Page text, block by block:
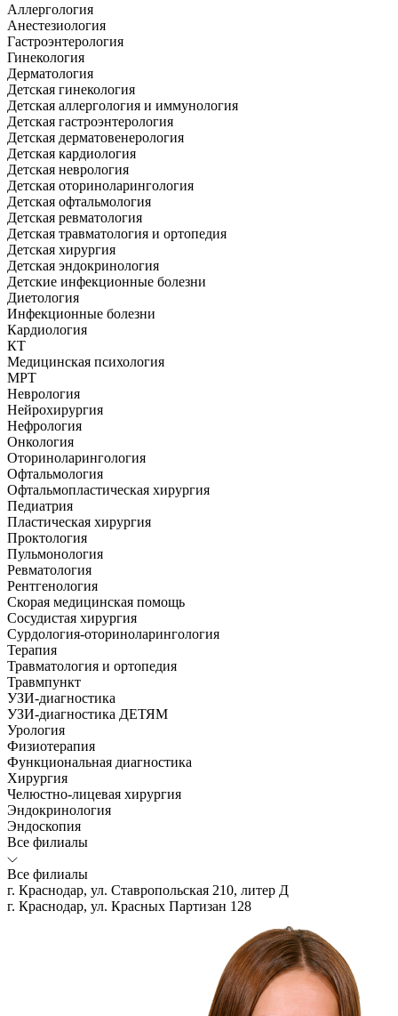
Аллергология
Анестезиология
Гастроэнтерология
Гинекология
Дерматология
Детская гинекология
Детская аллергология и иммунология
Детская гастроэнтерология
Детская дерматовенерология
Детская кардиология
Детская неврология
Детская оториноларингология
Детская офтальмология
Детская ревматология
Детская травматология и ортопедия
Детская хирургия
Детская эндокринология
Детские инфекционные болезни
Диетология
Инфекционные болезни
Кардиология
КТ
Медицинская психология
МРТ
Неврология
Нейрохирургия
Нефрология
Онкология
Оториноларингология
Офтальмология
Офтальмопластическая хирургия
Педиатрия
Пластическая хирургия
Проктология
Пульмонология
Ревматология
Рентгенология
Скорая медицинская помощь
Сосудистая хирургия
Сурдология-оториноларингология
Терапия
Травматология и ортопедия
Травмпункт
УЗИ-диагностика
УЗИ-диагностика ДЕТЯМ
Урология
Физиотерапия
Функциональная диагностика
Хирургия
Челюстно-лицевая хирургия
Эндокринология
Эндоскопия
Все филиалы
Все филиалы
г. Краснодар, ул. Ставропольская 210, литер Д
г. Краснодар, ул. Красных Партизан 128